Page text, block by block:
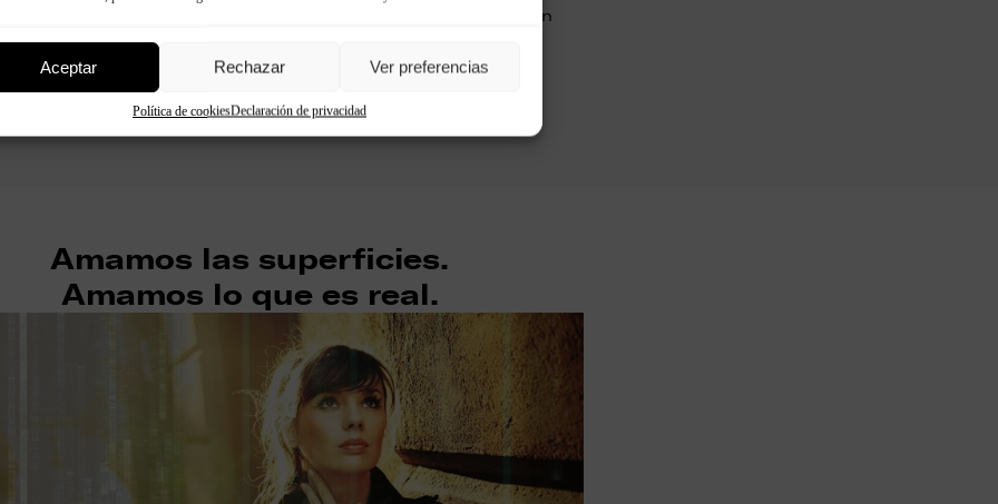
Aceptar Rechazar Ver preferencias
Política de cookiesDeclaración de privacidad
el volumen de negocio, ya que es en ellos donde se captan
nuevos clientes. No obstante, la oferta es amplia …
Seguir leyendo
Amamos las superficies.
Amamos lo que es real.